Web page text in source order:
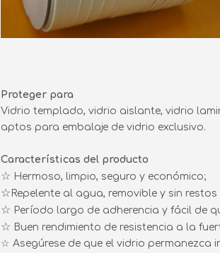
Proteger para
Vidrio templado, vidrio aislante, vidrio
aptos para embalaje de vidrio exclusivo.
Características del producto
☆ Hermoso, limpio, seguro y económico;
☆ Repelente al agua, removible y sin
☆ Período largo de adherencia y fácil de
☆ Buen rendimiento de resistencia a la
☆ Asegúrese de que el vidrio permanezca